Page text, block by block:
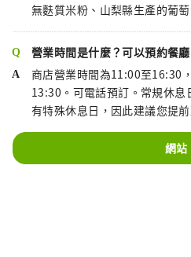
無麩質米粉、山梨縣生產的葡萄
營業時間是什麼？可以預約餐廳
商店營業時間為11:00至16:30
13:30。可電話預訂。常規休
有特殊休息日，因此建議您提前
網站